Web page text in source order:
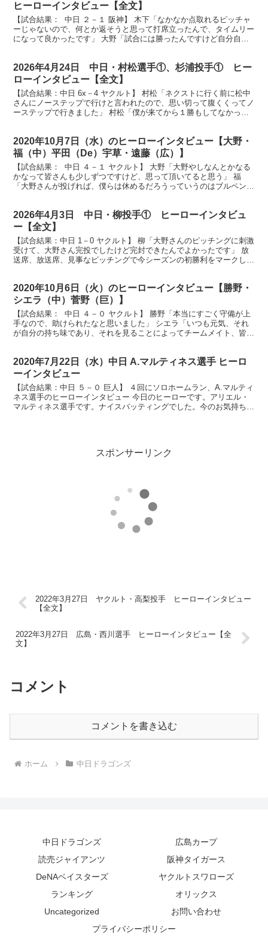
ヒーローインタビュー【全文】
【試合結果： 中日 ２－１ 阪神】 木下「なかなか点取れるピッチャ
ーじゃないので、何とか返そうと思って打席立ったんで、タイムリー
になって良かったです」 大野「試合には勝ったんですけど自分自身
2026年4月24日 中日・村松選手①、杉浦投手① ヒー
ローインタビュー【全文】
【試合結果：中日 6x－4 ヤクルト】 村松「ネクストに行く前に松中
さんにノーステップで行けと言われたので、思い切って腹くくってノ
ーステップで行きました」 村松「僕が来てから１勝もしてなかった
2020年10月7日（水）のヒーローインタビュー【大野・
福（中）平田（De）宇草・遠藤（広）】
【試合結果： 中日 ４－１ ヤクルト】 大野「大野やしなんとかなる
かなって皆さんも少しずつですけど、思って頂いてると思う」 福
「大野さんが投げれば、僕らは休めるだろうっていうのはブルペンの
2026年4月3日 中日・柳投手① ヒーローインタビュ
ー【全文】
【試合結果：中日 1－0 ヤクルト】 柳「大野さんのピッチングに刺激
受けて、大野さん完投でしたけど完封できたんでよかったです」 放
送席、放送席、見事なピッチングで今シーズンの初勝利をマークしま
2020年10月6日（火）のヒーローインタビュー【勝野・
シエラ（中）菅野（巨）】
【試合結果： 中日 ４－０ ヤクルト】 勝野「本当にすごく守備が上
手なので、助けられたなと思いました」 シエラ「いつも元気、それ
が自分の持ち味であり、それを見ることによってチームメイト、皆さ
2020年7月22日（水）中日 A.マルティネス選手 ヒーロ
ーインタビュー
【試合結果：中日 ５－０ 巨人】 ４回にソロホームラン、A.マルティ
ネス選手のヒーローインタビュー 今日のヒーローです。アリエル・
マルティネス選手です。ナイスバッティングでした。今のお気持ちい
スポンサーリンク
2022年3月27日 ヤクルト・高梨投手 ヒーローインタビュー
【全文】
2022年3月27日 広島・西川選手 ヒーローインタビュー【全
文】
コメント
コメントを書き込む
ホーム 中日ドラゴンズ
中日ドラゴンズ
広島カープ
読売ジャイアンツ
阪神タイガース
DeNAベイスターズ
ヤクルトスワローズ
ランキング
オリックス
Uncategorized
お問い合わせ
プライバシーポリシー